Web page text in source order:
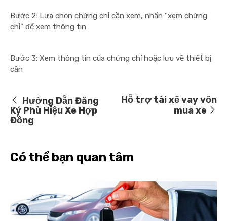
Bước 2: Lựa chọn chứng chỉ cần xem, nhấn “xem chứng
chỉ” để xem thông tin
Bước 3: Xem thông tin của chứng chỉ hoặc lưu về thiết bị
cần
Hướng Dẫn Đăng
Ký Phù Hiệu Xe Hợp
Đồng
Hỗ trợ tài xế vay vốn
mua xe
Có thể bạn quan tâm